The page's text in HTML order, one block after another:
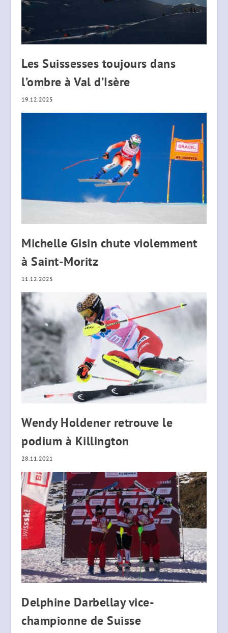
Les Suissesses toujours dans
l’ombre à Val d’Isère
19.12.2025
Michelle Gisin chute violemment
à Saint-Moritz
11.12.2025
Wendy Holdener retrouve le
podium à Killington
28.11.2021
Delphine Darbellay vice-
championne de Suisse